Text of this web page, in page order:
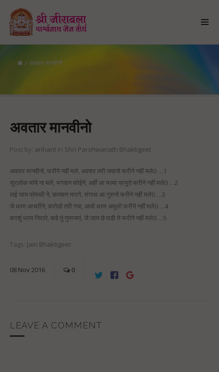
अवतार मानवीनो
अवतार मानवीनो
अवतार मानवीनो
Post by: arihant in Shri Parshwanath Bhaktigeet
अवतार मानवीनो, फरीने नहीं मले, अवसर तरी जवानो फरीने नहीं मले0 …1
सुरलोक मांये ना मले, भगवान कोईने, अहीं आ मल्या प्रभुते फरीने नहीं मले0 …2
लई जाय प्रेमथी ने, कल्याण मारगे, संगाथ आ गुरुनो फरीने नहीं मले0 …3
जे धरम आचरीने, करोडो तरी गया, आवो धरम अमूलो फरीने नहीं मले0 …4
करशुं धरम निराते, कहे तुं गुमानमां, जे जाय छे घडी ते फरीने नहीं मले0 …5
Tags: Jain Bhaktigeet
08 Nov 2016 0
LEAVE A COMMENT